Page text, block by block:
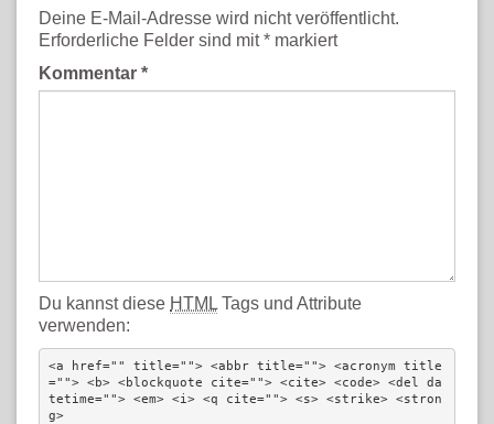
Deine E-Mail-Adresse wird nicht veröffentlicht.
Erforderliche Felder sind mit* markiert
Kommentar *
Du kannst diese HTML Tags und Attribute
verwenden:
<a href="" title=""> <abbr title=""> <acronym title
=""> <b> <blockquote cite=""> <cite> <code> <del da
tetime=""> <em> <i> <q cite=""> <s> <strike> <stron
g>